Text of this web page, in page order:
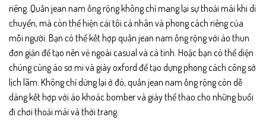
riêng. Quần jean nam ống rộng không chỉ mang lại sự thoải mái khi di
chuyển, mà còn thể hiện cái tôi cá nhân và phong cách riêng của
mỗi người. Bạn có thể kết hợp quần jean nam ống rộng với áo thun
đơn giản để tạo nên vẻ ngoài casual và cá tính. Hoặc bạn có thể diện
chúng cùng áo sơ mi và giày oxford để tạo dựng phong cách công sở
lịch lãm. Không chỉ dừng lại ở đó, quần jean nam ống rộng còn dễ
dàng kết hợp với áo khoác bomber và giày thể thao cho những buổi
đi chơi thoải mái và thời trang.